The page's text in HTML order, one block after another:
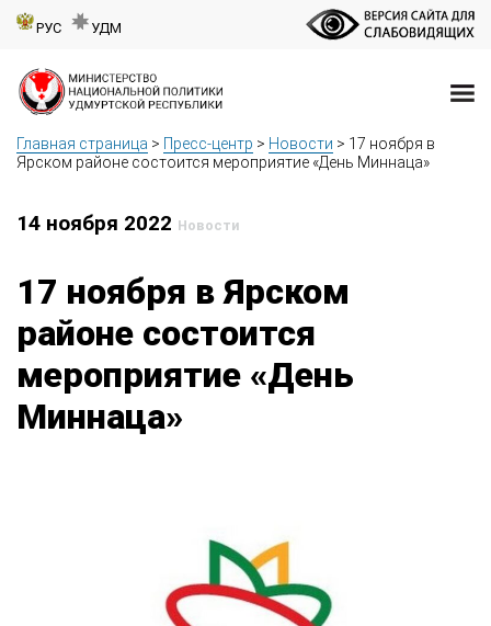
РУС УДМ
Главная страница > Пресс-центр > Новости > 17 ноября в
Ярском районе состоится мероприятие «День Миннаца»
14 ноября 2022 Новости
17 ноября в Ярском
районе состоится
мероприятие «День
Миннаца»